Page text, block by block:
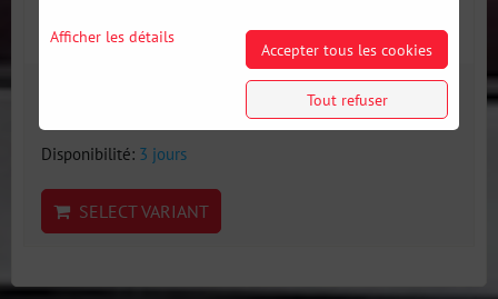
Disponibilité: 3 jours
SELECT VARIANT
Afficher les détails
Accepter tous les cookies
Tout refuser